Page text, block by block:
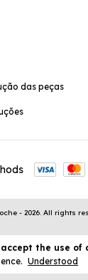
the use of
Understood
das peças
- 2026. All rights